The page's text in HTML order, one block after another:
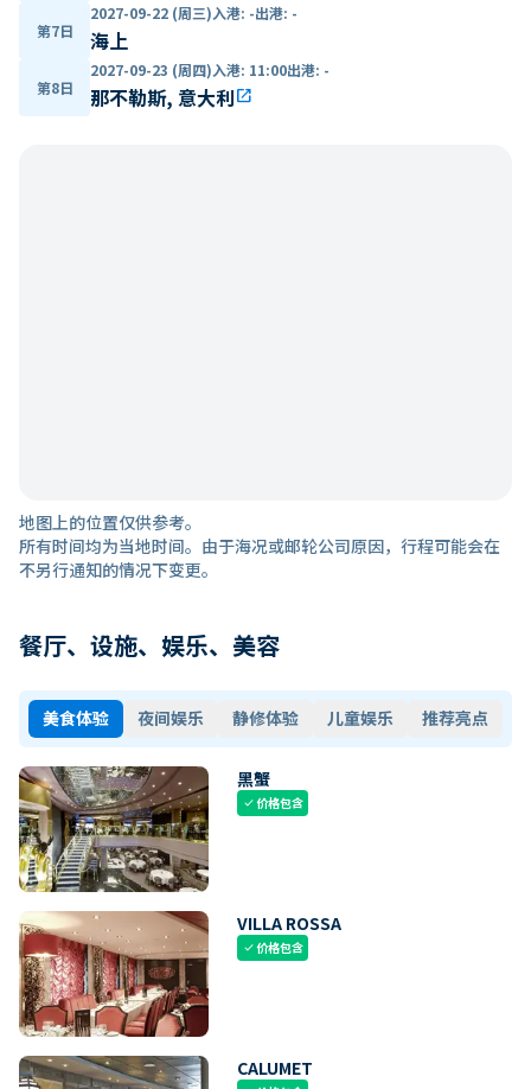
第7日
2027-09-22 (周三)入港: -出港: -
海上
第8日
2027-09-23 (周四)入港: 11:00出港: -
那不勒斯, 意大利open_in_new
地图上的位置仅供参考。
所有时间均为当地时间。由于海况或邮轮公司原因，行程可能会在
不另行通知的情况下变更。
餐厅、设施、娱乐、美容
美食体验 夜间娱乐 静修体验 儿童娱乐 推荐亮点
黑蟹
check价格包含
VILLA ROSSA
check价格包含
CALUMET